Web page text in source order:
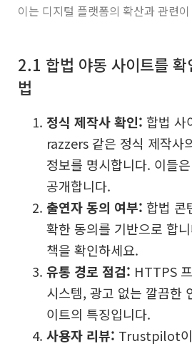
이는 디지털 플랫폼의 확산과 관련
2.1 합법 야동 사이트를
법
정식 제작사 확인: 합법
razzers 같은 정식 제작사
정보를 명시합니다. 이들
공개합니다.
출연자 동의 여부: 합법 콘
확한 동의를 기반으로 합
책을 확인하세요.
유통 경로 점검: HTTPS
시스템, 광고 없는 깔끔한
이트의 특징입니다.
사용자 리뷰: Trustpilot